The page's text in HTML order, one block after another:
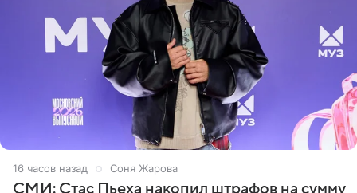
16 часов назад Соня Жарова
СМИ: Стас Пьеха накопил штрафов на сумму